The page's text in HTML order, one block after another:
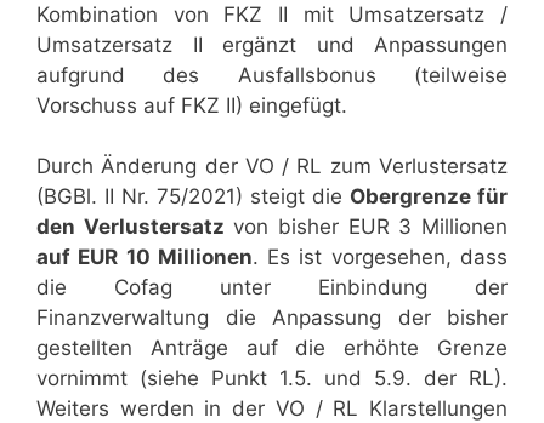
Kombination von FKZ II mit Umsatzersatz /
Umsatzersatz II ergänzt und Anpassungen
aufgrund des Ausfallsbonus (teilweise
Vorschuss auf FKZ II) eingefügt.
Durch Änderung der VO / RL zum Verlustersatz
(BGBl. II Nr. 75/2021) steigt die Obergrenze für
den Verlustersatz von bisher EUR 3 Millionen
auf EUR 10 Millionen. Es ist vorgesehen, dass
die Cofag unter Einbindung der
Finanzverwaltung die Anpassung der bisher
gestellten Anträge auf die erhöhte Grenze
vornimmt (siehe Punkt 1.5. und 5.9. der RL).
Weiters werden in der VO / RL Klarstellungen